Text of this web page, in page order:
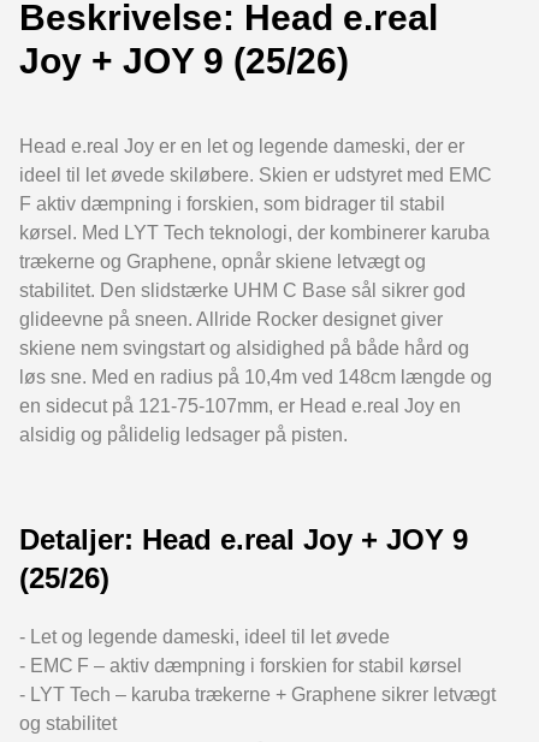
Beskrivelse: Head e.real
Joy + JOY 9 (25/26)
Head e.real Joy er en let og legende dameski, der er
ideel til let øvede skiløbere. Skien er udstyret med EMC
F aktiv dæmpning i forskien, som bidrager til stabil
kørsel. Med LYT Tech teknologi, der kombinerer karuba
trækerne og Graphene, opnår skiene letvægt og
stabilitet. Den slidstærke UHM C Base sål sikrer god
glideevne på sneen. Allride Rocker designet giver
skiene nem svingstart og alsidighed på både hård og
løs sne. Med en radius på 10,4m ved 148cm længde og
en sidecut på 121-75-107mm, er Head e.real Joy en
alsidig og pålidelig ledsager på pisten.
Detaljer: Head e.real Joy + JOY 9
(25/26)
- Let og legende dameski, ideel til let øvede
- EMC F – aktiv dæmpning i forskien for stabil kørsel
- LYT Tech – karuba trækerne + Graphene sikrer letvægt
og stabilitet